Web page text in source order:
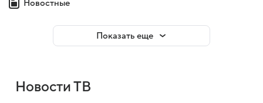
Новостные
Показать еще
Новости ТВ